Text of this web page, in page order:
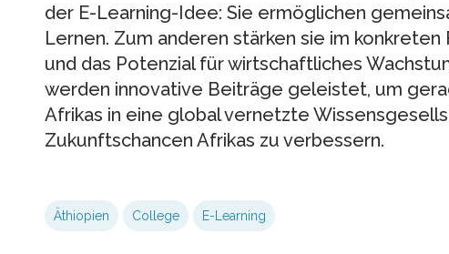
der E-Learning-Idee: Sie ermöglichen
Lernen. Zum anderen stärken sie im
und das Potenzial für wirtschaftliches
werden innovative Beiträge geleistet, um
Afrikas in eine global vernetzte
Zukunftschancen Afrikas zu verbessern.
Äthiopien College E-Learning